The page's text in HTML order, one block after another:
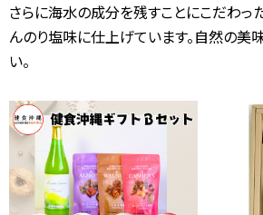
さらに海水の成分を残すことにこだわっ
んのり塩味に仕上げています。自然の美
い。